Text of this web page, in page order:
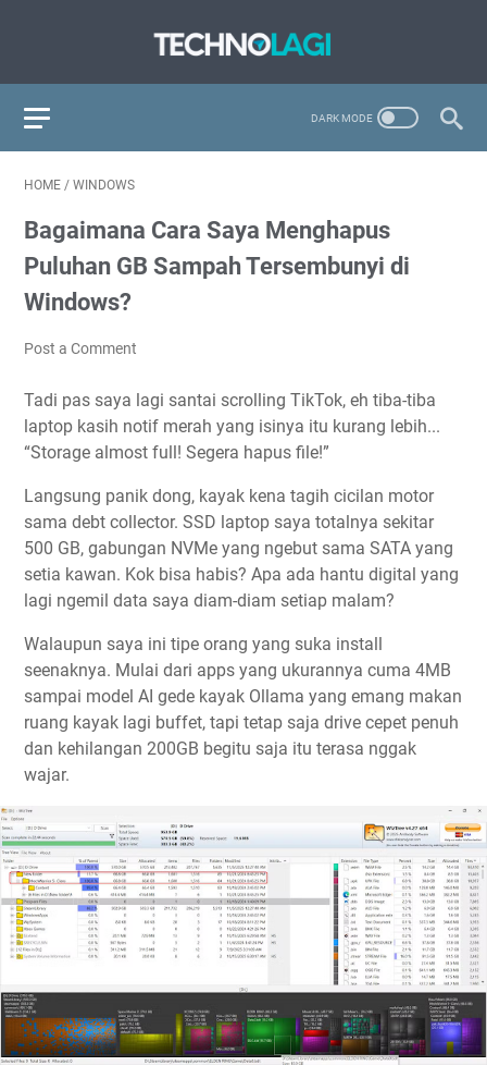
HOME / WINDOWS
Bagaimana Cara Saya Menghapus
Puluhan GB Sampah Tersembunyi di
Windows?
Post a Comment
Tadi pas saya lagi santai scrolling TikTok, eh tiba-tiba
laptop kasih notif merah yang isinya itu kurang lebih...
“Storage almost full! Segera hapus file!”
Langsung panik dong, kayak kena tagih cicilan motor
sama debt collector. SSD laptop saya totalnya sekitar
500 GB, gabungan NVMe yang ngebut sama SATA yang
setia kawan. Kok bisa habis? Apa ada hantu digital yang
lagi ngemil data saya diam-diam setiap malam?
Walaupun saya ini tipe orang yang suka install
seenaknya. Mulai dari apps yang ukurannya cuma 4MB
sampai model AI gede kayak Ollama yang emang makan
ruang kayak lagi buffet, tapi tetap saja drive cepet penuh
dan kehilangan 200GB begitu saja itu terasa nggak
wajar.